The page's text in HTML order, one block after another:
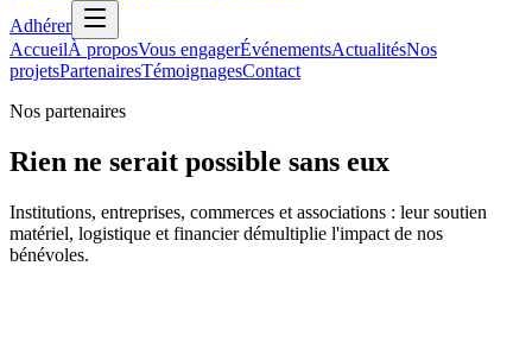
Adhérer
AccueilÀ proposVous engagerÉvénementsActualitésNos
projetsPartenairesTémoignagesContact
Nos partenaires
Rien ne serait possible sans eux
Institutions, entreprises, commerces et associations : leur soutien
matériel, logistique et financier démultiplie l'impact de nos
bénévoles.